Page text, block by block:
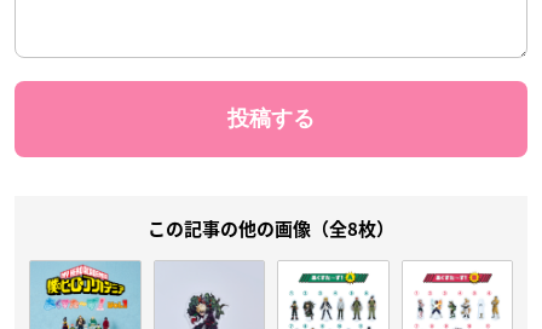
この記事の他の画像（全8枚）